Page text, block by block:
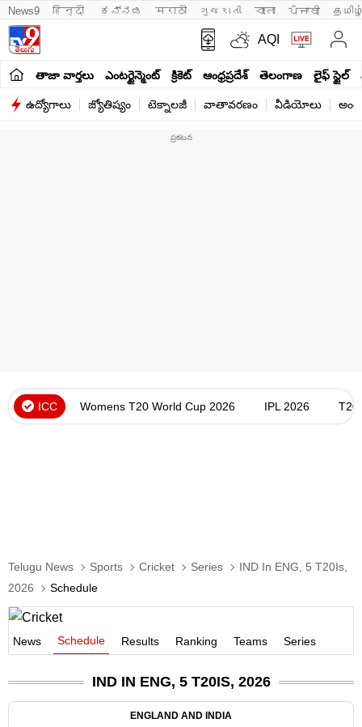
News9 हिन्दी ಕನ್ನಡ मराठी ગુજરાતી বাংলা ਪੰਜਾਬੀ
AQI
తాజా వార్తలు ఎంటర్టైన్మెంట్ క్రికెట్ ఆంధ్రప్రదేశ్ తెలంగాణ లైఫ్ స్టైల్
ఉద్యోగాలు జ్యోతిష్యం టెక్నాలజీ వాతావరణం వీడియోలు
ICC Womens T20 World Cup 2026 IPL 2026 T20
Telugu News Sports Cricket Series
IND In ENG, 5 T20Is,
2026
Schedule
News Schedule Results Ranking Teams Series
IND IN ENG, 5 T20IS, 2026
ENGLAND AND INDIA